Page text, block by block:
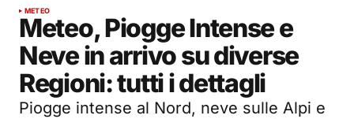
METEO
Meteo, Piogge Intense e
Neve in arrivo su diverse
Regioni: tutti i dettagli
Piogge intense al Nord, neve sulle Alpi e